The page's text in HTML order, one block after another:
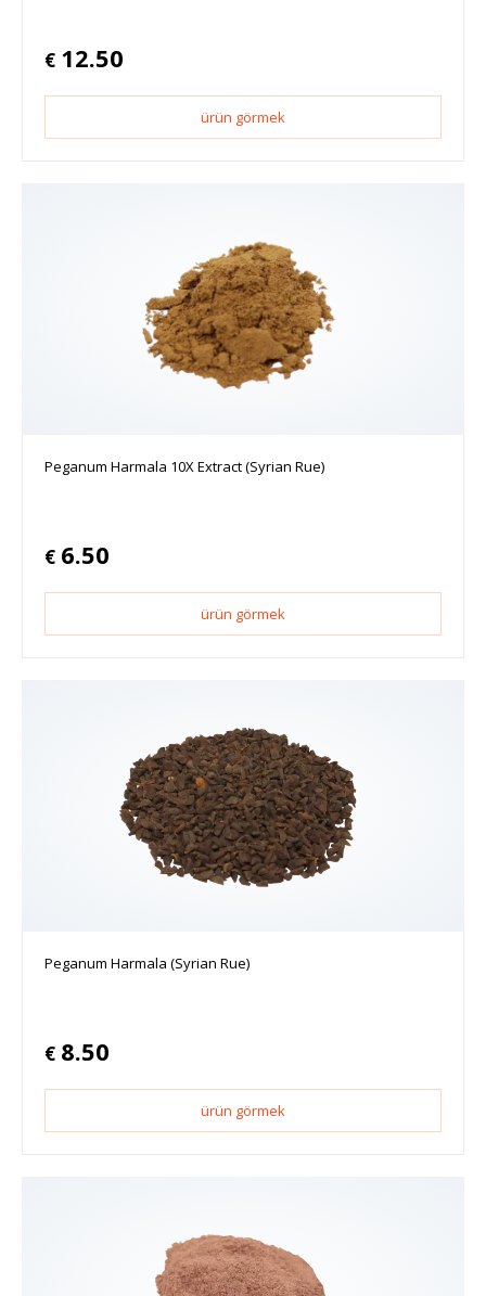
€ 12.50
ürün görmek
Peganum Harmala 10X Extract (Syrian Rue)
€ 6.50
ürün görmek
Peganum Harmala (Syrian Rue)
€ 8.50
ürün görmek